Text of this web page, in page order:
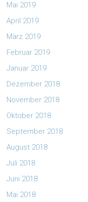
Mai 2019
April 2019
März 2019
Februar 2019
Januar 2019
Dezember 2018
November 2018
Oktober 2018
September 2018
August 2018
Juli 2018
Juni 2018
Mai 2018